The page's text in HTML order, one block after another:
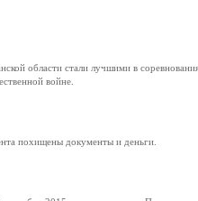
области стали лучшими в
войне.
похищены документы и деньги.